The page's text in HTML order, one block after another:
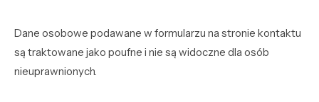
Dane osobowe podawane w formularzu na stronie kontaktu
są traktowane jako poufne i nie są widoczne dla osób
nieuprawnionych.